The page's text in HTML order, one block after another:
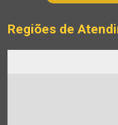
Regiões de